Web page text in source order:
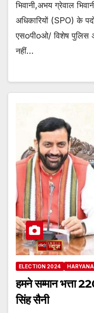
भिवानी,अभय ग्रेवाल
अधिकारियों (SPO) के
एसoपीoओ/ विशेष पुलिस
नहीं…
ELECTION 2024
हमने सम्मान भत्ता
सिंह सैनी